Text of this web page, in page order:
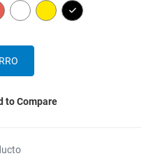
WHITE YELLOWBLACK
to Compare